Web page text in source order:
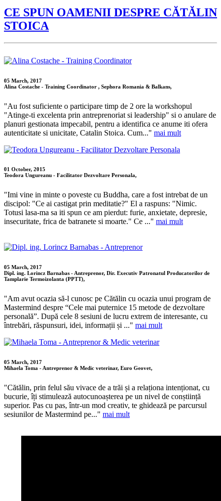
CE SPUN OAMENII DESPRE CĂTĂLIN
STOICA
05 March, 2017
Alina Costache - Training Coordinator , Sephora Romania & Balkans,
"Au fost suficiente o participare timp de 2 ore la workshopul
"Atinge-ti excelenta prin antreprenoriat si leadership" si o anulare de
planuri gestionata impecabil, pentru a identifica ce anume iti ofera
autenticitate si unicitate, Catalin Stoica. Cum..." mai mult
01 October, 2015
Teodora Ungureanu - Facilitator Dezvoltare Personala,
"Imi vine in minte o poveste cu Buddha, care a fost intrebat de un
discipol: "Ce ai castigat prin meditatie?" El a raspuns: "Nimic.
Totusi lasa-ma sa iti spun ce am pierdut: furie, anxietate, depresie,
insecuritate, frica de batranete si moarte." Ce ..." mai mult
05 March, 2017
Dipl. ing. Lorincz Barnabas - Antreprenor, Dir. Executiv Patronatul Producatorilor de
Tamplarie Termoizolanta (PPTT),
"Am avut ocazia să-l cunosc pe Cătălin cu ocazia unui program de
Mastermind despre “Cele mai puternice 15 metode de dezvoltare
personală”. După cele 8 sesiuni de lucru extrem de interesante, cu
întrebări, răspunsuri, idei, informații și ..." mai mult
05 March, 2017
Mihaela Toma - Antreprenor & Medic veterinar, Euro Geovet,
"Cătălin, prin felul său vivace de a trăi și a relaționa intenționat, cu
bucurie, îți stimulează autocunoașterea pe un nivel de conștiință
superior. Pas cu pas, într-un mod creativ, te ghidează pe parcursul
sesiunilor de Mastermind pe..." mai mult